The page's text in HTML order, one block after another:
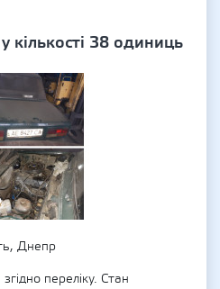
кількості 38 одиниць
Днепр
переліку. Стан